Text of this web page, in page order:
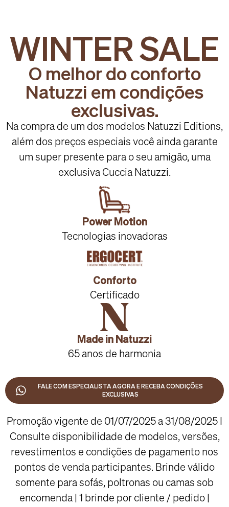
WINTER SALE
O melhor do conforto
Natuzzi em condições
exclusivas.
Na compra de um dos modelos Natuzzi Editions,
além dos preços especiais você ainda garante
um super presente para o seu amigão, uma
exclusiva Cuccia Natuzzi.
Power Motion
Tecnologias inovadoras
Conforto
Certificado
Made in Natuzzi
65 anos de harmonia
FALE COM ESPECIALISTA AGORA E RECEBA CONDIÇÕES
EXCLUSIVAS
Promoção vigente de 01/07/2025 a 31/08/2025 I
Consulte disponibilidade de modelos, versões,
revestimentos e condições de pagamento nos
pontos de venda participantes. Brinde válido
somente para sofás, poltronas ou camas sob
encomenda | 1 brinde por cliente / pedido |